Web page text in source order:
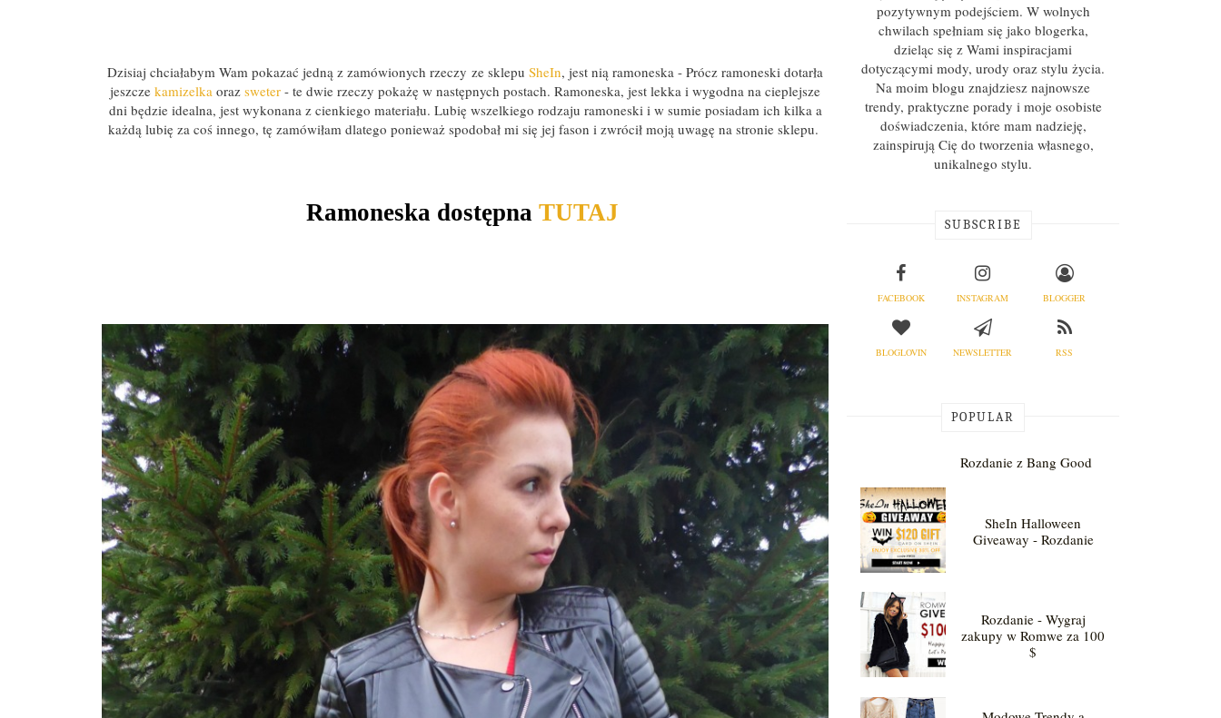
Dzisiaj chciałabym Wam pokazać jedną z zamówionych rzeczy ze sklepu SheIn, jest nią ramoneska - Prócz ramoneski dotarła
jeszcze kamizelka oraz sweter - te dwie rzeczy pokażę w następnych postach. Ramoneska, jest lekka i wygodna na cieplejsze
dni będzie idealna, jest wykonana z cienkiego materiału. Lubię wszelkiego rodzaju ramoneski i w sumie posiadam ich kilka a
każdą lubię za coś innego, tę zamówiłam dlatego ponieważ spodobał mi się jej fason i zwrócił moją uwagę na stronie sklepu.
Ramoneska dostępna TUTAJ
pozytywnym podejściem. W wolnych
chwilach spełniam się jako blogerka,
dzieląc się z Wami inspiracjami
dotyczącymi mody, urody oraz stylu życia.
Na moim blogu znajdziesz najnowsze
trendy, praktyczne porady i moje osobiste
doświadczenia, które mam nadzieję,
zainspirują Cię do tworzenia własnego,
unikalnego stylu.
SUBSCRIBE
FACEBOOK INSTAGRAM BLOGGER
BLOGLOVIN NEWSLETTER RSS
POPULAR
Rozdanie z Bang Good
SheIn Halloween
Giveaway - Rozdanie
Rozdanie - Wygraj
zakupy w Romwe za 100
$